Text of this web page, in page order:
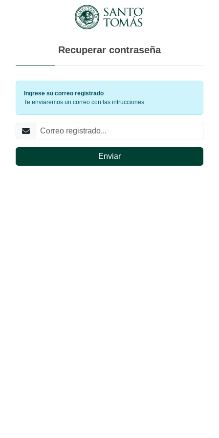
Recuperar contraseña
Ingrese su correo registrado
Te enviaremos un correo con las intrucciones
Enviar